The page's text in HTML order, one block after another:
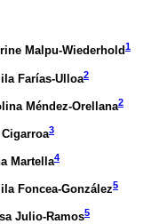
Malpu-Wiederhold1
Farías-Ulloa2
Méndez-Orellana2
Cigarroa3
Martella4
Foncea-González5
Julio-Ramos5